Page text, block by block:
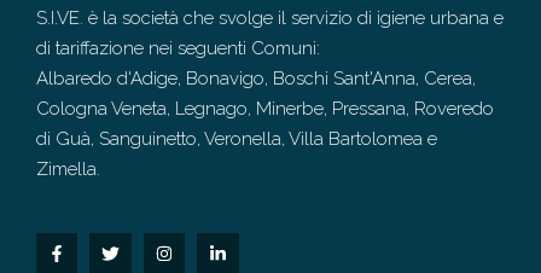
S.I.VE. è la società che svolge il servizio di igiene urbana e
di tariffazione nei seguenti Comuni:
Albaredo d'Adige, Bonavigo, Boschi Sant'Anna, Cerea,
Cologna Veneta, Legnago, Minerbe, Pressana, Roveredo
di Guà, Sanguinetto, Veronella, Villa Bartolomea e
Zimella.